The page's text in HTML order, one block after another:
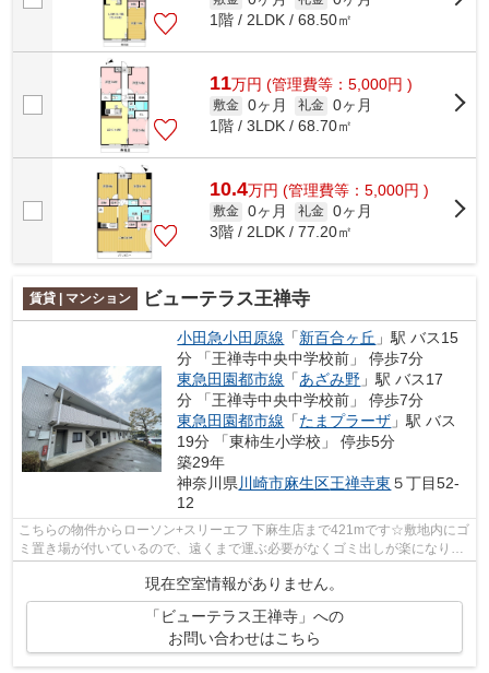
1階 / 2LDK / 68.50㎡
11万円 (管理費等：5,000円 )
敷金 0ヶ月 礼金 0ヶ月
1階 / 3LDK / 68.70㎡
10.4万円 (管理費等：5,000円 )
敷金 0ヶ月 礼金 0ヶ月
3階 / 2LDK / 77.20㎡
賃貸 | マンション ビューテラス王禅寺
小田急小田原線 「新百合ヶ丘 」駅 バス15
分 「王禅寺中央中学校前」 停歩7分
東急田園都市線 「あざみ野 」駅 バス17
分 「王禅寺中央中学校前」 停歩7分
東急田園都市線 「たまプラーザ 」駅 バス
19分 「東柿生小学校」 停歩5分
築29年
神奈川県 川崎市麻生区王禅寺東 ５丁目52-
12
こちらの物件からローソン+スリーエフ 下麻生店まで421mです☆敷地内にゴ
ミ置き場が付いているので、遠くまで運ぶ必要がなくゴミ出しが楽になりま
す☆こちらの物件は敷地内に自走式・機...
現在空室情報がありません。
「ビューテラス王禅寺」への
お問い合わせはこちら